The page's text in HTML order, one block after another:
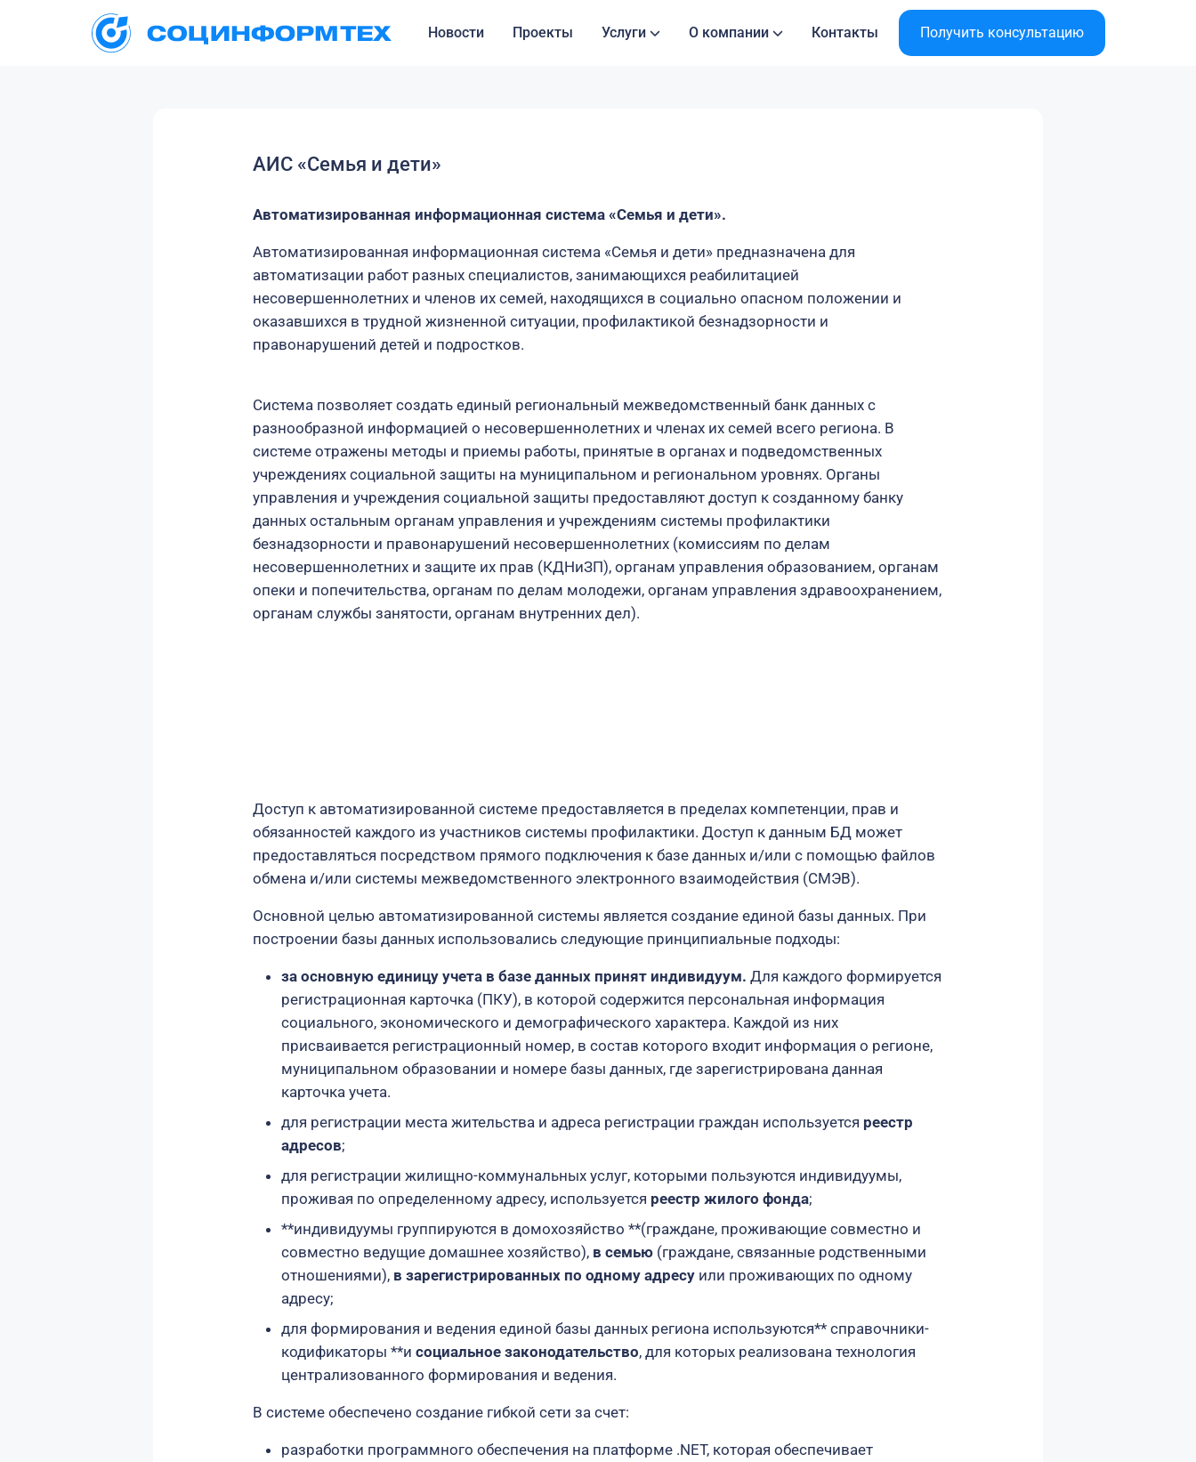
Новости Проекты Услуги О компании Контакты Получить консультацию
АИС «Семья и дети»
Автоматизированная информационная система «Семья и дети».
Автоматизированная информационная система «Семья и дети» предназначена для
автоматизации работ разных специалистов, занимающихся реабилитацией
несовершеннолетних и членов их семей, находящихся в социально опасном положении и
оказавшихся в трудной жизненной ситуации, профилактикой безнадзорности и
правонарушений детей и подростков.
Система позволяет создать единый региональный межведомственный банк данных с
разнообразной информацией о несовершеннолетних и членах их семей всего региона. В
системе отражены методы и приемы работы, принятые в органах и подведомственных
учреждениях социальной защиты на муниципальном и региональном уровнях. Органы
управления и учреждения социальной защиты предоставляют доступ к созданному банку
данных остальным органам управления и учреждениям системы профилактики
безнадзорности и правонарушений несовершеннолетних (комиссиям по делам
несовершеннолетних и защите их прав (КДНиЗП), органам управления образованием, органам
опеки и попечительства, органам по делам молодежи, органам управления здравоохранением,
органам службы занятости, органам внутренних дел).
Доступ к автоматизированной системе предоставляется в пределах компетенции, прав и
обязанностей каждого из участников системы профилактики. Доступ к данным БД может
предоставляться посредством прямого подключения к базе данных и/или с помощью файлов
обмена и/или системы межведомственного электронного взаимодействия (СМЭВ).
Основной целью автоматизированной системы является создание единой базы данных. При
построении базы данных использовались следующие принципиальные подходы:
за основную единицу учета в базе данных принят индивидуум. Для каждого формируется
регистрационная карточка (ПКУ), в которой содержится персональная информация
социального, экономического и демографического характера. Каждой из них
присваивается регистрационный номер, в состав которого входит информация о регионе,
муниципальном образовании и номере базы данных, где зарегистрирована данная
карточка учета.
для регистрации места жительства и адреса регистрации граждан используется реестр
адресов;
для регистрации жилищно-коммунальных услуг, которыми пользуются индивидуумы,
проживая по определенному адресу, используется реестр жилого фонда;
**индивидуумы группируются в домохозяйство **(граждане, проживающие совместно и
совместно ведущие домашнее хозяйство), в семью (граждане, связанные родственными
отношениями), в зарегистрированных по одному адресу или проживающих по одному
адресу;
для формирования и ведения единой базы данных региона используются** справочники-
кодификаторы **и социальное законодательство, для которых реализована технология
централизованного формирования и ведения.
В системе обеспечено создание гибкой сети за счет:
разработки программного обеспечения на платформе .NET, которая обеспечивает